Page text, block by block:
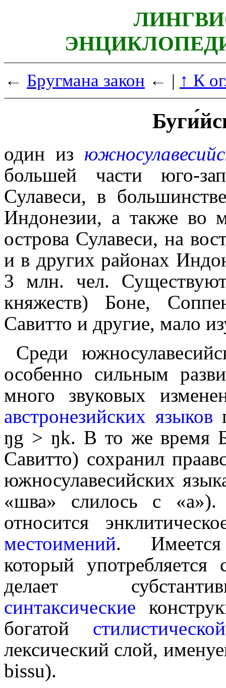
← Бругмана закон ← | ↑ К
один из
большей части юго-
Сулавеси, в
Индонезии, а также во
острова Сулавеси, на
и в других районах
3 млн. чел.
княжеств) Боне,
Савитто и другие, мало
Среди
особенно сильным
много звуковых
австронезийских языков
ŋg > ŋk. В то же время
Савитто) сохранил
южносулавесийских
«шва» слилось с «a»).
относится
местоимений.
который
делает
синтаксические
богатой стили­сти­че­ской
лексический слой,
bissu).